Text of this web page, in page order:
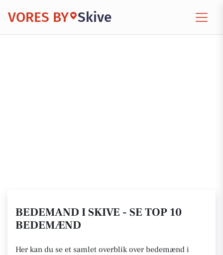
VORES BY Skive
BEDEMAND I SKIVE - SE TOP 10
BEDEMÆND
Her kan du se et samlet overblik over bedemænd i